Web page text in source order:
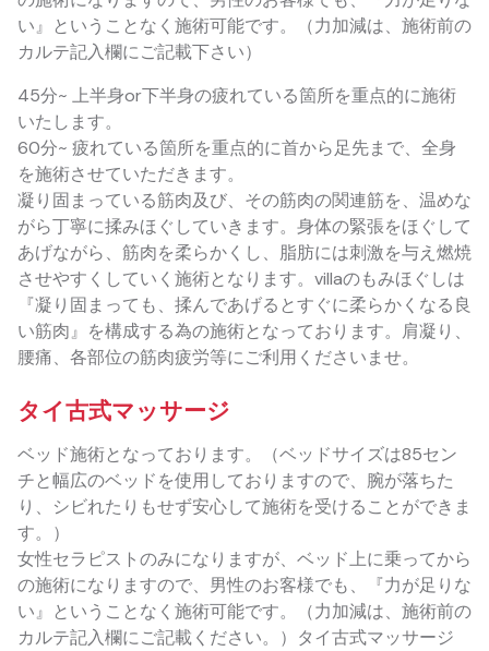
い』ということなく施術可能です。（力加減は、施術前の
カルテ記入欄にご記載下さい）
45分~ 上半身or下半身の疲れている箇所を重点的に施術
いたします。
60分~ 疲れている箇所を重点的に首から足先まで、全身
を施術させていただきます。
凝り固まっている筋肉及び、その筋肉の関連筋を、温めな
がら丁寧に揉みほぐしていきます。身体の緊張をほぐして
あげながら、筋肉を柔らかくし、脂肪には刺激を与え燃焼
させやすくしていく施術となります。villaのもみほぐしは
『凝り固まっても、揉んであげるとすぐに柔らかくなる良
い筋肉』を構成する為の施術となっております。肩凝り、
腰痛、各部位の筋肉疲労等にご利用くださいませ。
タイ古式マッサージ
ベッド施術となっております。（ベッドサイズは85セン
チと幅広のベッドを使用しておりますので、腕が落ちた
り、シビれたりもせず安心して施術を受けることができま
す。）
女性セラピストのみになりますが、ベッド上に乗ってから
の施術になりますので、男性のお客様でも、『力が足りな
い』ということなく施術可能です。（力加減は、施術前の
カルテ記入欄にご記載ください。）タイ古式マッサージ